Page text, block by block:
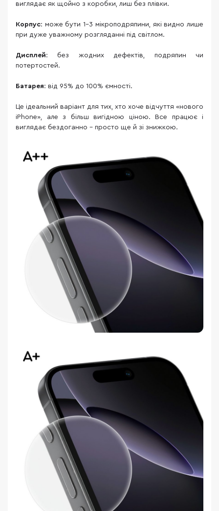
виглядає як щойно з коробки, лиш без плівки.
Корпус: може бути 1–3 мікроподряпини, які видно лише
при дуже уважному розгляданні під світлом.
Дисплей: без жодних дефектів, подряпин чи
потертостей.
Батарея: від 95% до 100% ємності.
Це ідеальний варіант для тих, хто хоче відчуття «нового
iPhone», але з більш вигідною ціною. Все працює і
виглядає бездоганно – просто ще й зі знижкою.